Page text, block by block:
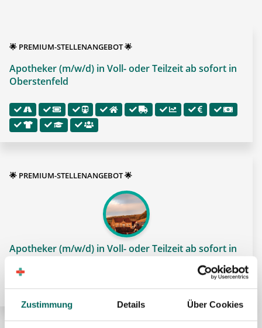
Zustimmung Details Über Cookies
🌟 PREMIUM-STELLENANGEBOT 🌟
Apotheker (m/w/d) in Voll- oder Teilzeit ab sofort in
Oberstenfeld
🌟 PREMIUM-STELLENANGEBOT 🌟
Apotheker (m/w/d) in Voll- oder Teilzeit ab sofort in